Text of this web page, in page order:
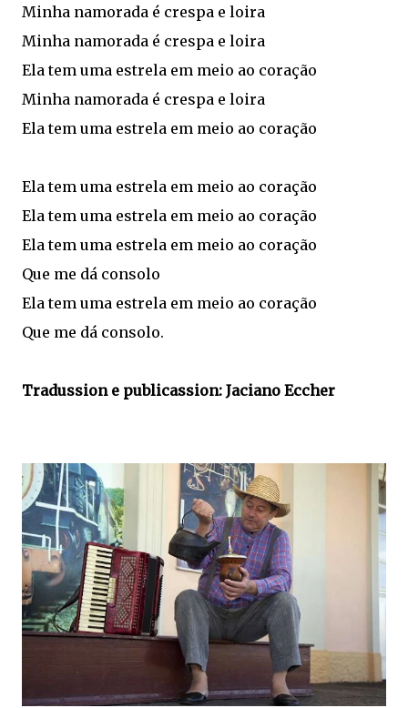
Minha namorada é crespa e loira
Minha namorada é crespa e loira
Ela tem uma estrela em meio ao coração
Minha namorada é crespa e loira
Ela tem uma estrela em meio ao coração
Ela tem uma estrela em meio ao coração
Ela tem uma estrela em meio ao coração
Ela tem uma estrela em meio ao coração
Que me dá consolo
Ela tem uma estrela em meio ao coração
Que me dá consolo.
Tradussion e publicassion: Jaciano Eccher